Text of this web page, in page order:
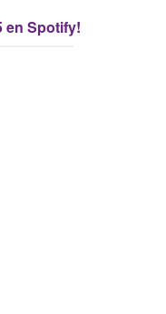
en Spotify!